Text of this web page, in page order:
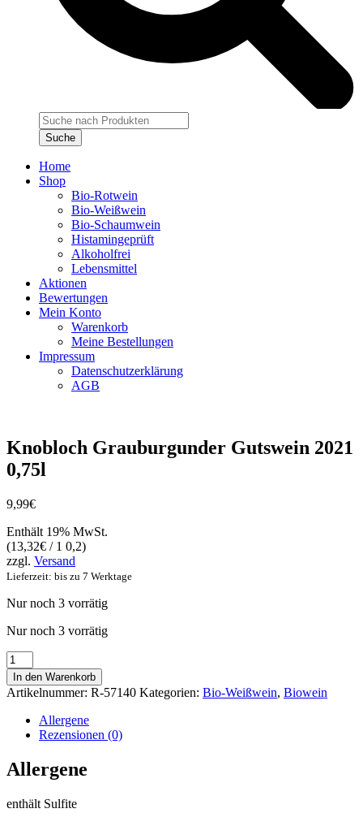
Products
search
Suche
Home
Shop
Bio-Rotwein
Bio-Weißwein
Bio-Schaumwein
Histamingeprüft
Alkoholfrei
Lebensmittel
Aktionen
Bewertungen
Mein Konto
Warenkorb
Meine Bestellungen
Impressum
Datenschutzerklärung
AGB
Knobloch Grauburgunder Gutswein 2021
0,75l
9,99€
Enthält 19% MwSt.
(13,32€ / 1 0,2)
zzgl. Versand
Lieferzeit: bis zu 7 Werktage
Nur noch 3 vorrätig
Nur noch 3 vorrätig
Knobloch
Grauburgunder
Gutswein
2021
0,75l
Menge
In den Warenkorb
Artikelnummer: R-57140 Kategorien: Bio-Weißwein, Biowein
Allergene
Rezensionen (0)
Allergene
enthält Sulfite